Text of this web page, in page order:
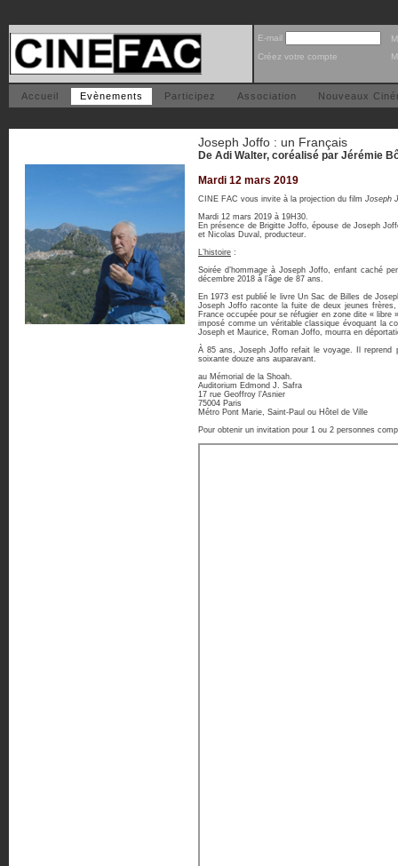
E-mail
Créez votre compte
Accueil Evènements Participez Association Nouveaux
Joseph Joffo : un Français
De Adi Walter, coréalisé par Jérémie
Mardi 12 mars 2019
CINE FAC vous invite à la projection du film Joseph
Mardi 12 mars 2019 à 19H30.
En présence de Brigitte Joffo, épouse de Joseph
et Nicolas Duval, producteur.
L’histoire :
Soirée d’hommage à Joseph Joffo, enfant caché
décembre 2018 à l’âge de 87 ans.
En 1973 est publié le livre Un Sac de Billes de
Joseph Joffo raconte la fuite de deux jeunes
France occupée pour se réfugier en zone dite « libre
imposé comme un véritable classique évoquant la
Joseph et Maurice, Roman Joffo, mourra en
À 85 ans, Joseph Joffo refait le voyage. Il reprend
soixante douze ans auparavant.
au Mémorial de la Shoah.
Auditorium Edmond J. Safra
17 rue Geoffroy l’Asnier
75004 Paris
Métro Pont Marie, Saint-Paul ou Hôtel de Ville
Pour obtenir un invitation pour 1 ou 2 personnes